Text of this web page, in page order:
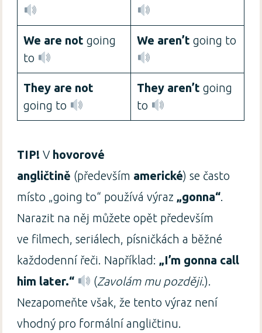
We are not going
to
We aren’t going to
They are not
going to
They aren’t going
to
TIP!V hovorové
angličtině (především americké) se často
místo „going to“ používá výraz „gonna“
Narazit na něj můžete opět především
ve filmech, seriálech, písničkách a běžné
každodenní řeči. Například: „I’m gonna call
him later.“
(Zavolám mu později.).
Nezapomeňte však, že tento výraz není
vhodný pro formální angličtinu.